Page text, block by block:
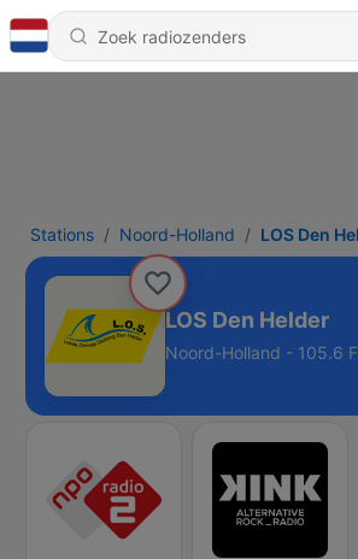
Stations Noord-Holland LOS Den
LOS Den Helder
Noord-Holland - 105.6